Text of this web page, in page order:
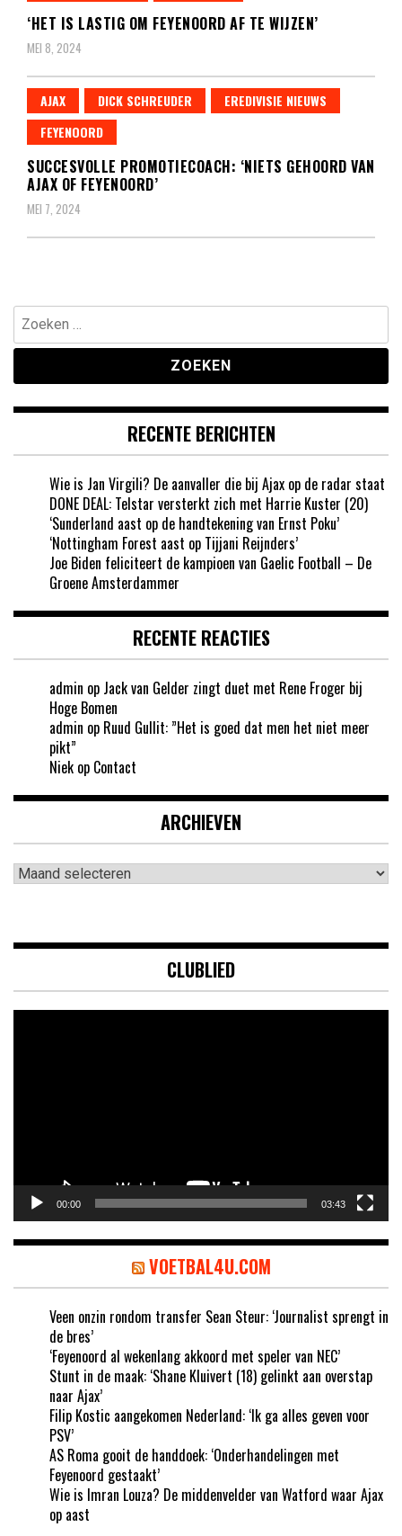
‘HET IS LASTIG OM FEYENOORD AF TE WIJZEN’
MEI 8, 2024
AJAX DICK SCHREUDER
EREDIVISIE NIEUWS
FEYENOORD
SUCCESVOLLE PROMOTIECOACH: ‘NIETS GEHOORD VAN
AJAX OF FEYENOORD’
MEI 7, 2024
Zoeken
naar:
RECENTE BERICHTEN
Wie is Jan Virgili? De aanvaller die bij Ajax op de radar staat
DONE DEAL: Telstar versterkt zich met Harrie Kuster (20)
‘Sunderland aast op de handtekening van Ernst Poku’
‘Nottingham Forest aast op Tijjani Reijnders’
Joe Biden feliciteert de kampioen van Gaelic Football – De
Groene Amsterdammer
RECENTE REACTIES
admin op Jack van Gelder zingt duet met Rene Froger bij
Hoge Bomen
admin op Ruud Gullit: ”Het is goed dat men het niet meer
pikt”
Niek op Contact
ARCHIEVEN
Archieven
CLUBLIED
00:00 03:43
VOETBAL4U.COM
Veen onzin rondom transfer Sean Steur: ‘Journalist sprengt in
de bres’
‘Feyenoord al wekenlang akkoord met speler van NEC’
Stunt in de maak: ‘Shane Kluivert (18) gelinkt aan overstap
naar Ajax’
Filip Kostic aangekomen Nederland: ‘Ik ga alles geven voor
PSV’
AS Roma gooit de handdoek: ‘Onderhandelingen met
Feyenoord gestaakt’
Wie is Imran Louza? De middenvelder van Watford waar Ajax
op aast